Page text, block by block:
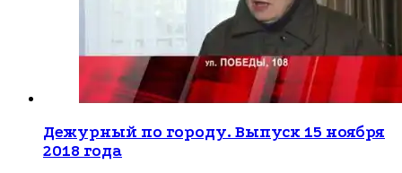
Дежурный по городу. Выпуск 15 ноября
2018 года